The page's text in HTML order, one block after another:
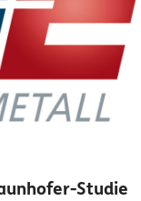
Studie